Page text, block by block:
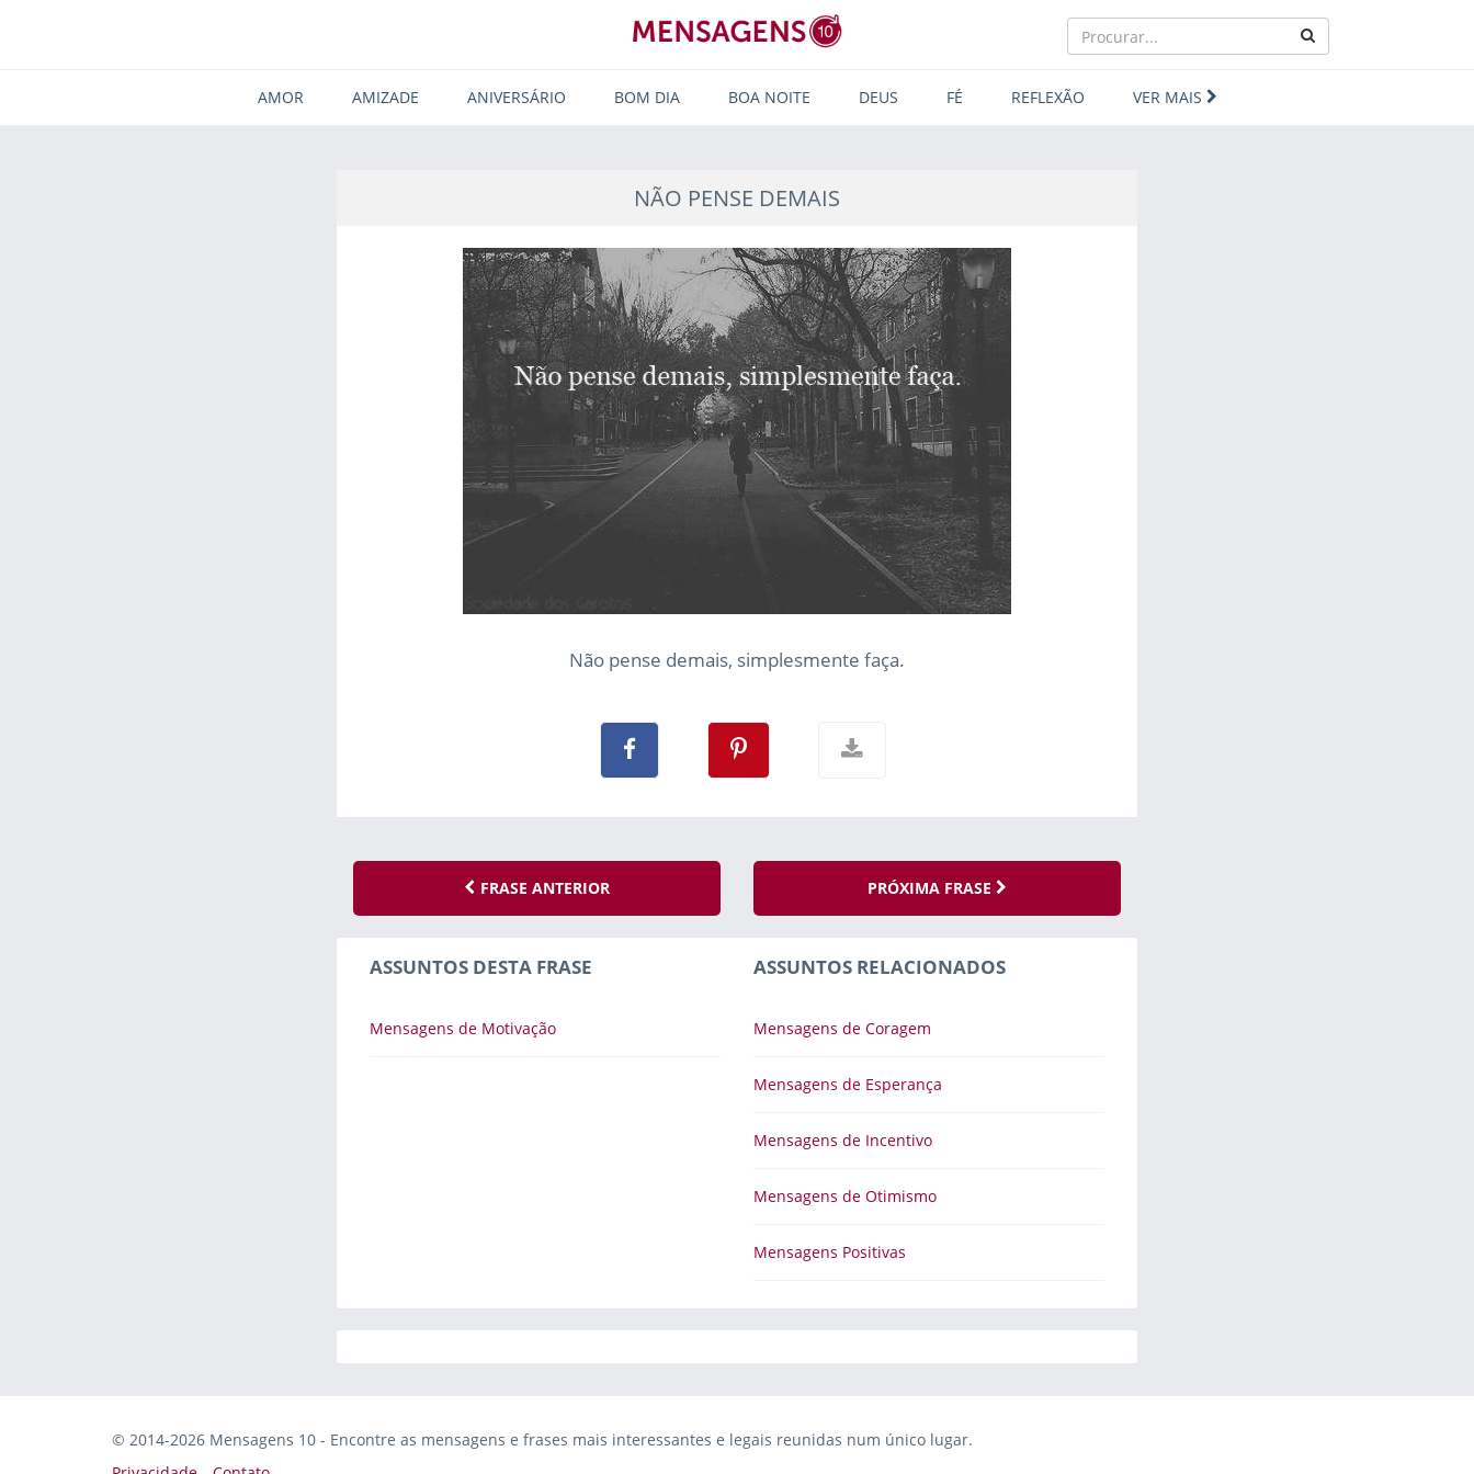
AMOR AMIZADE ANIVERSÁRIO BOM DIA BOA NOITE DEUS FÉ REFLEXÃO VER MAIS
NÃO PENSE DEMAIS
Não pense demais, simplesmente faça.
FRASE ANTERIOR PRÓXIMA FRASE
ASSUNTOS DESTA FRASE
Mensagens de Motivação
ASSUNTOS RELACIONADOS
Mensagens de Coragem
Mensagens de Esperança
Mensagens de Incentivo
Mensagens de Otimismo
Mensagens Positivas
© 2014-2026 Mensagens 10 - Encontre as mensagens e frases mais interessantes e legais reunidas num único lugar.